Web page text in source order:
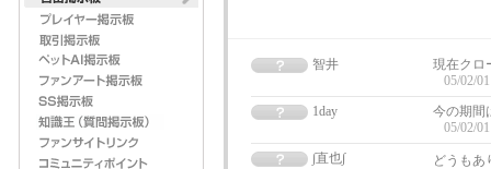
智井
現在クロ
05/02/
1day
今の期間
05/02/
∫直也∫
どうも